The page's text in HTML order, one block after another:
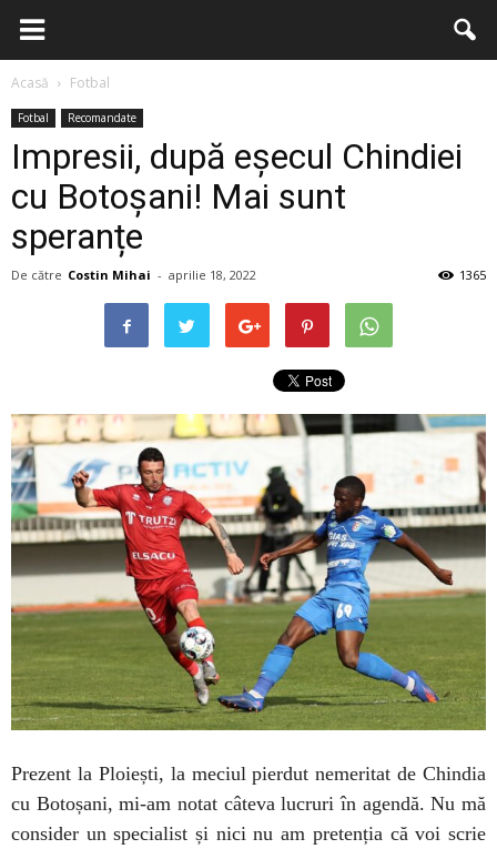
Acasă Fotbal
Fotbal Recomandate
Impresii, după eșecul Chindiei
cu Botoșani! Mai sunt
speranțe
De către Costin Mihai - aprilie 18, 2022 1365
Prezent la Ploiești, la meciul pierdut nemeritat de Chindia
cu Botoșani, mi-am notat câteva lucruri în agendă. Nu mă
consider un specialist și nici nu am pretenția că voi scrie